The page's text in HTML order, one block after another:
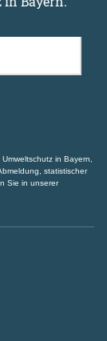
in Bayern,
statistischer
Sie in unserer